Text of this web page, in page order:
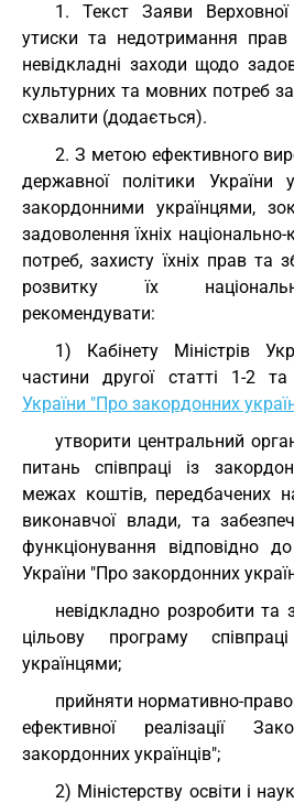
1. Текст Заяви
утиски та недотримання прав
невідкладні заходи щодо
культурних та мовних потреб
схвалити (додається).
2. З метою ефективного
державної політики України
закордонними українцями,
задоволення їхніх
потреб, захисту їхніх прав та
розвитку їх
рекомендувати:
1) Кабінету Міністрів
частини другої статті 1-2 та
України "Про закордонних
утворити центральний
питань співпраці із
межах коштів, передбачених
виконавчої влади, та
функціонування відповідно
України "Про закордонних
невідкладно розробити та
цільову програму
українцями;
прийняти нормативно-
ефективної реалізації
закордонних українців";
2) Міністерству освіти і